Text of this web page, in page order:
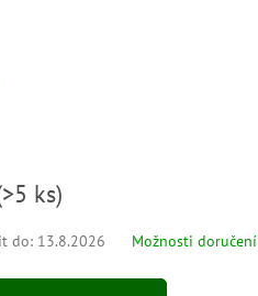
>5 ks)
do: 13.8.2026 Možnosti doručení